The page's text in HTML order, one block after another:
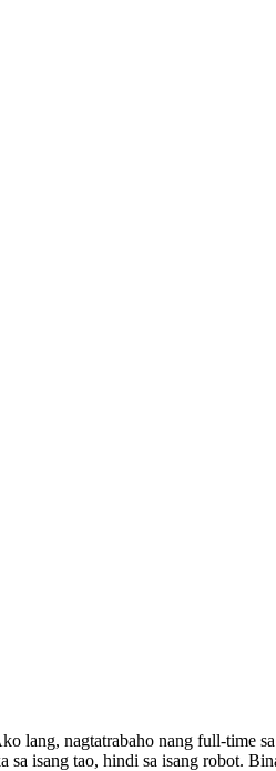
lang, nagtatrabaho nang full-time
isang tao, hindi sa isang robot.